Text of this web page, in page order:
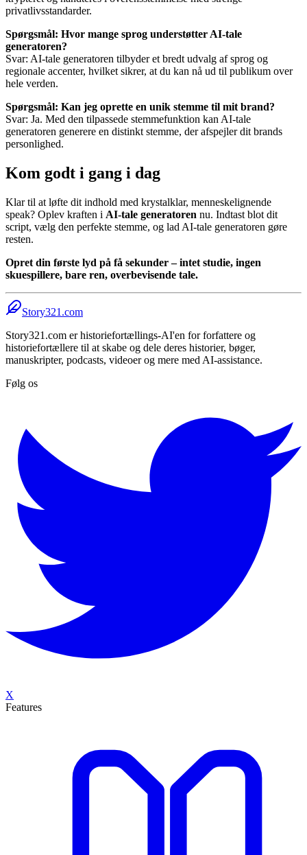
privatlivsstandarder.
Spørgsmål: Hvor mange sprog understøtter AI-tale
generatoren?
Svar: AI-tale generatoren tilbyder et bredt udvalg af sprog og
regionale accenter, hvilket sikrer, at du kan nå ud til publikum over
hele verden.
Spørgsmål: Kan jeg oprette en unik stemme til mit brand?
Svar: Ja. Med den tilpassede stemmefunktion kan AI-tale
generatoren generere en distinkt stemme, der afspejler dit brands
personlighed.
Kom godt i gang i dag
Klar til at løfte dit indhold med krystalklar, menneskelignende
speak? Oplev kraften i AI-tale generatoren nu. Indtast blot dit
script, vælg den perfekte stemme, og lad AI-tale generatoren gøre
resten.
Opret din første lyd på få sekunder – intet studie, ingen
skuespillere, bare ren, overbevisende tale.
Story321.com
Story321.com er historiefortællings-AI'en for forfattere og
historiefortællere til at skabe og dele deres historier, bøger,
manuskripter, podcasts, videoer og mere med AI-assistance.
Følg os
X
Features